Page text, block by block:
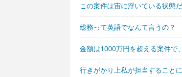
この案件は宙に浮いている状態
総務って英語でなんて言うの？
金額は1000万円を超える案件で
行きがかり上私が担当すること